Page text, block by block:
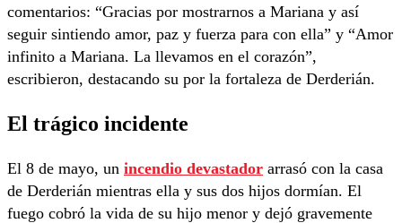
comentarios: “Gracias por mostrarnos a Mariana y así
seguir sintiendo amor, paz y fuerza para con ella” y “Amor
infinito a Mariana. La llevamos en el corazón”,
escribieron, destacando su por la fortaleza de Derderián.
El trágico incidente
El 8 de mayo, un incendio devastador arrasó con la casa
de Derderián mientras ella y sus dos hijos dormían. El
fuego cobró la vida de su hijo menor y dejó gravemente